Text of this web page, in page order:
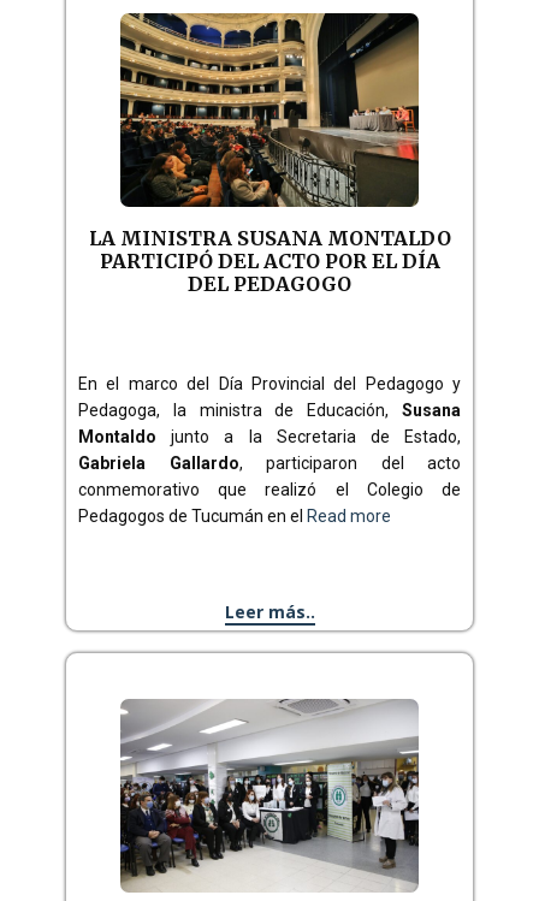
LA MINISTRA SUSANA MONTALDO
PARTICIPÓ DEL ACTO POR EL DÍA
DEL PEDAGOGO
En el marco del Día Provincial del Pedagogo y
Pedagoga, la ministra de Educación, Susana
Montaldojunto a la Secretaria de Estado,
Gabriela Gallardo, participaron del acto
conmemorativo que realizó el Colegio de
Pedagogos de Tucumán en el Read more
Leer más..